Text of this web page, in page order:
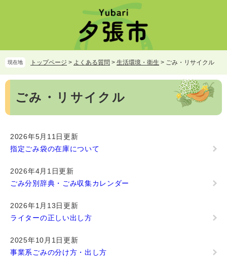
頭
で
す。
飛
ば
し
文
現在地 トップページ > よくある質問 > 生活環境・衛生 > ごみ・リサイクル
本
ごみ・リサイクル
2026年5月11日更新
指定ごみ袋の在庫について
2026年4月1日更新
ごみ分別辞典・ごみ収集カレンダー
2026年1月13日更新
ライターの正しい出し方
2025年10月1日更新
事業系ごみの分け方・出し方